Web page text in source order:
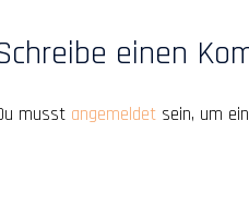
einen
musst angemeldet sein, um